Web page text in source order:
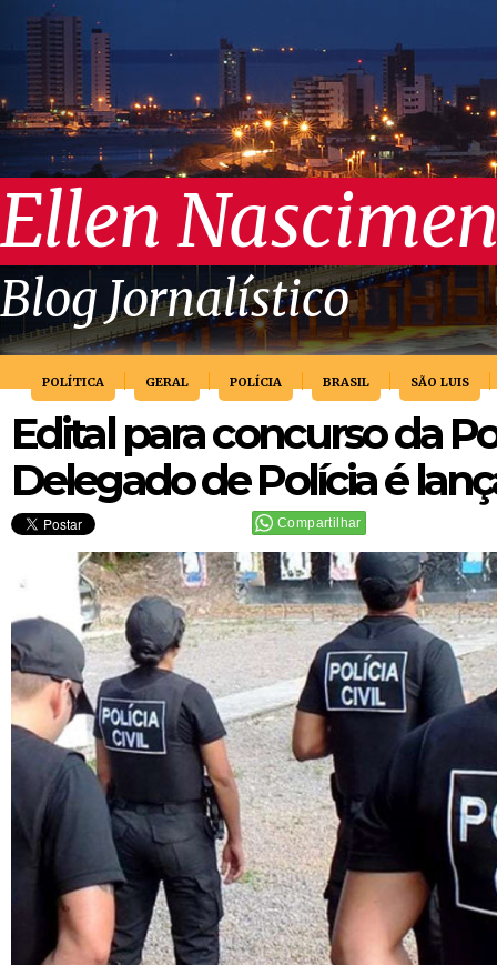
Ellen
Blog Jornalístico
POLÍTICA GERAL POLÍCIA BRASIL SÃO LUIS
Edital para concurso da
Delegado de Polícia é
Compartilhar